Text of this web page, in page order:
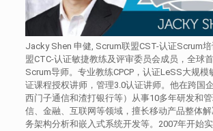
Jacky Shen 申健, Scrum联盟CST-认证Scrum
盟CTC-认证敏捷教练及评审委员会成员，全球
Scrum导师。专业教练CPCP，认证LeSS大规模
证课程授权讲师，管理3.0认证讲师。他在跨国
西门子通信和渣打银行等）从事10多年研发和
信、金融、互联网等领域，擅长移动产品整体
务架构分析和嵌入式系统开发等。2007年开始